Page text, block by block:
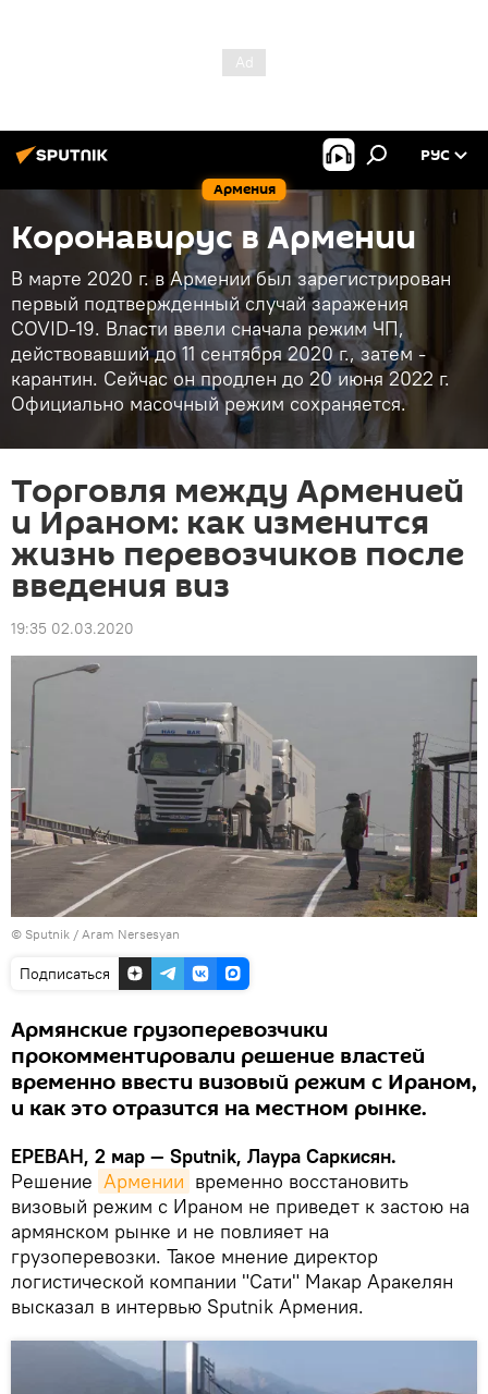
Армения
РУС
Коронавирус в Армении
В марте 2020 г. в Армении был зарегистрирован
первый подтвержденный случай заражения
COVID-19. Власти ввели сначала режим ЧП,
действовавший до 11 сентября 2020 г., затем -
карантин. Сейчас он продлен до 20 июня 2022 г.
Официально масочный режим сохраняется.
Торговля между Арменией
и Ираном: как изменится
жизнь перевозчиков после
введения виз
19:35 02.03.2020
© Sputnik / Aram Nersesyan
Подписаться
Армянские грузоперевозчики
прокомментировали решение властей
временно ввести визовый режим с Ираном,
и как это отразится на местном рынке.
ЕРЕВАН, 2 мар — Sputnik, Лаура Саркисян.
Решение Армении временно восстановить
визовый режим с Ираном не приведет к застою на
армянском рынке и не повлияет на
грузоперевозки. Такое мнение директор
логистической компании "Сати" Макар Аракелян
высказал в интервью Sputnik Армения.